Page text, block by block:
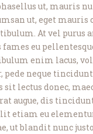
ut, mauris
ut, eget mauris
At vel purus
eu
enim lacus,
pede neque
lectus donec,
augue, dis
etiam eu
ut blandit nunc